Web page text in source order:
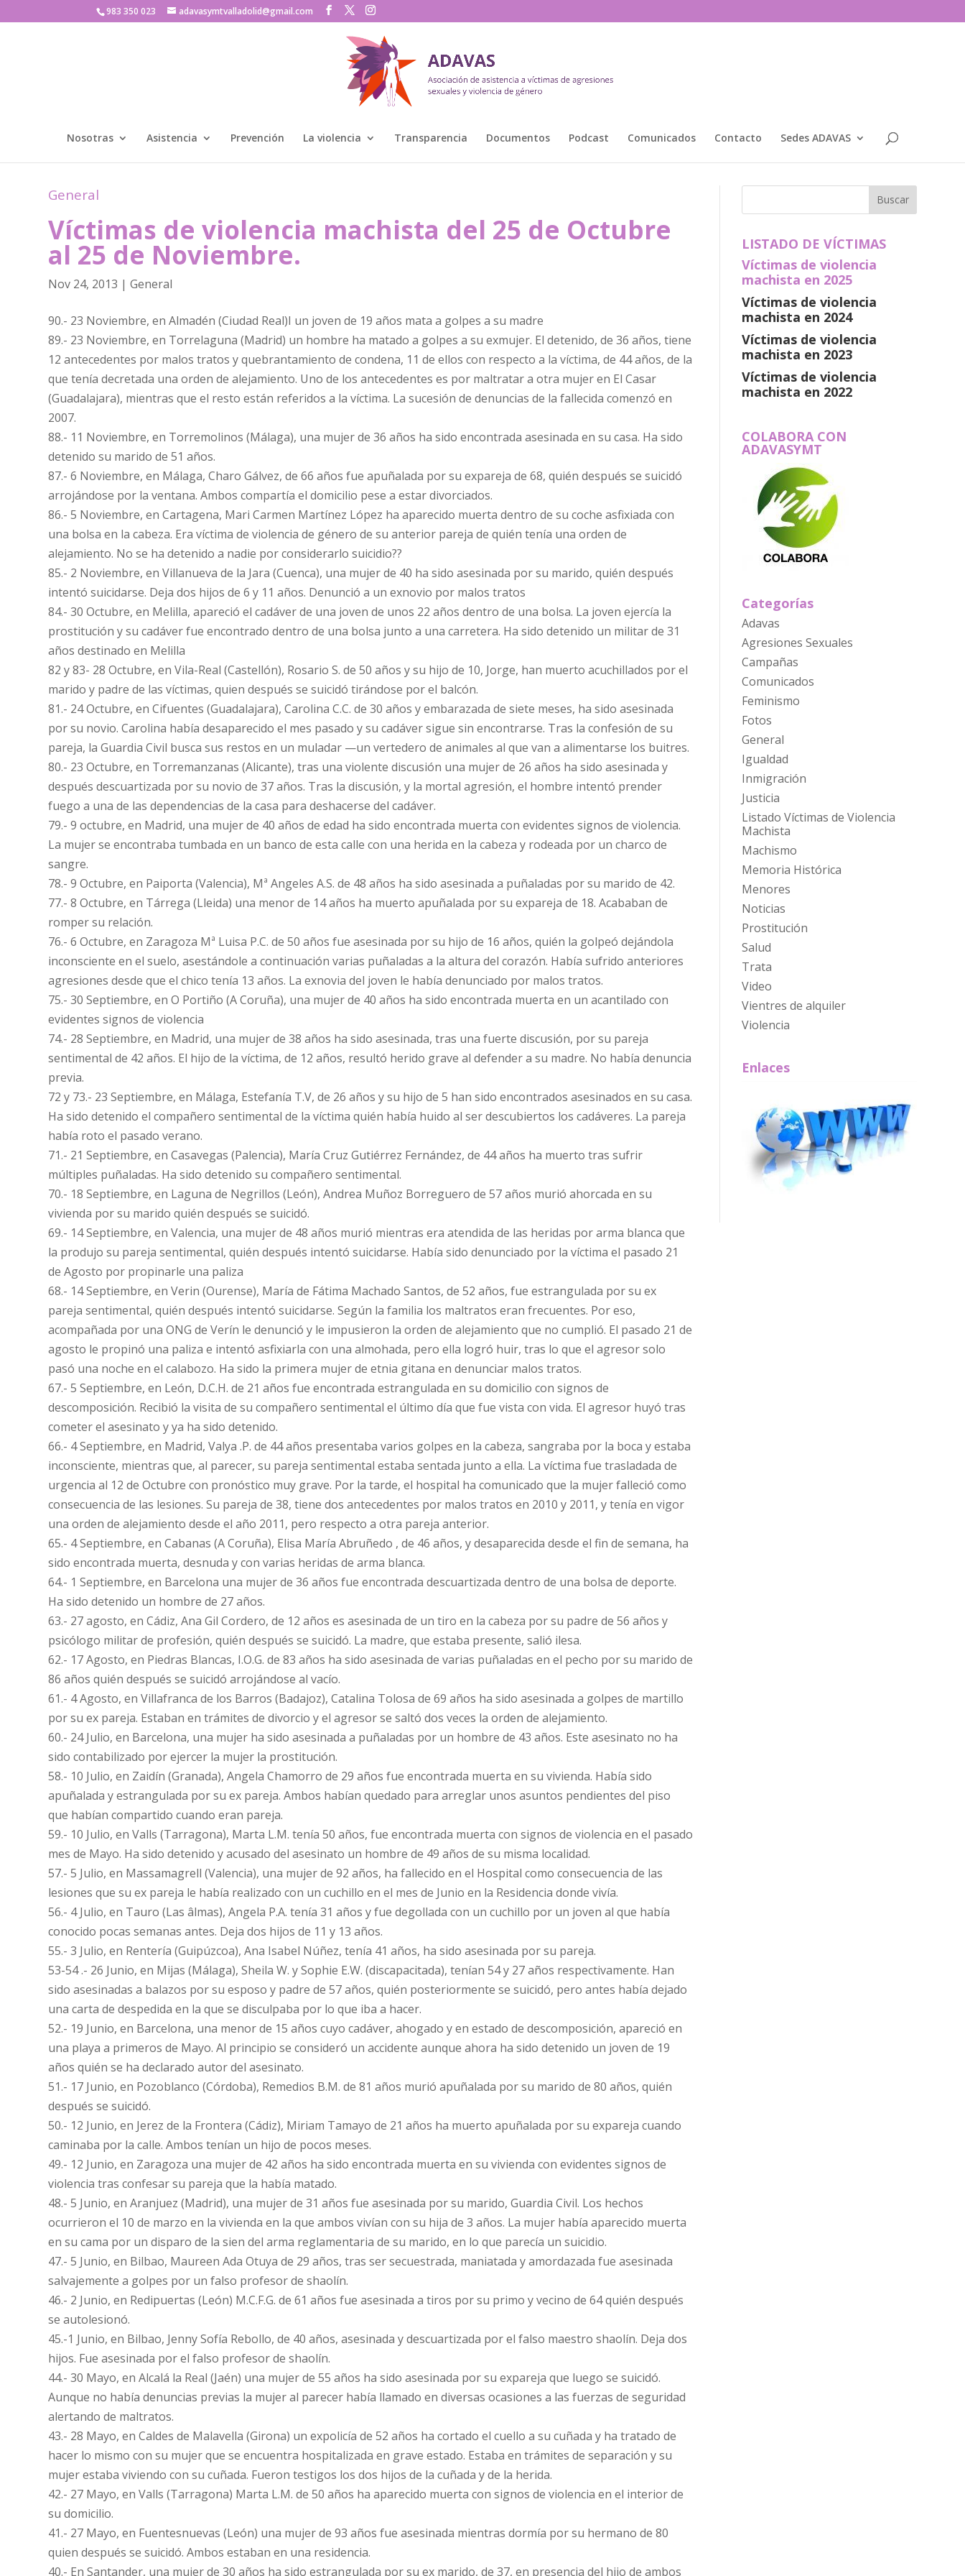
983 350 023 adavasymtvalladolid@gmail.com
Nosotras Asistencia Prevención La violencia Transparencia Documentos Podcast Comunicados Contacto Sedes ADAVAS
General
Víctimas de violencia machista del 25 de Octubre
al 25 de Noviembre.
Nov 24, 2013 |General
90.- 23 Noviembre, en Almadén (Ciudad Real)I un joven de 19 años mata a golpes a su madre
89.- 23 Noviembre, en Torrelaguna (Madrid) un hombre ha matado a golpes a su exmujer. El detenido, de 36 años, tiene
12 antecedentes por malos tratos y quebrantamiento de condena, 11 de ellos con respecto a la víctima, de 44 años, de la
que tenía decretada una orden de alejamiento. Uno de los antecedentes es por maltratar a otra mujer en El Casar
(Guadalajara), mientras que el resto están referidos a la víctima. La sucesión de denuncias de la fallecida comenzó en
2007.
88.- 11 Noviembre, en Torremolinos (Málaga), una mujer de 36 años ha sido encontrada asesinada en su casa. Ha sido
detenido su marido de 51 años.
87.- 6 Noviembre, en Málaga, Charo Gálvez, de 66 años fue apuñalada por su expareja de 68, quién después se suicidó
arrojándose por la ventana. Ambos compartía el domicilio pese a estar divorciados.
86.- 5 Noviembre, en Cartagena, Mari Carmen Martínez López ha aparecido muerta dentro de su coche asfixiada con
una bolsa en la cabeza. Era víctima de violencia de género de su anterior pareja de quién tenía una orden de
alejamiento. No se ha detenido a nadie por considerarlo suicidio??
85.- 2 Noviembre, en Villanueva de la Jara (Cuenca), una mujer de 40 ha sido asesinada por su marido, quién después
intentó suicidarse. Deja dos hijos de 6 y 11 años. Denunció a un exnovio por malos tratos
84.- 30 Octubre, en Melilla, apareció el cadáver de una joven de unos 22 años dentro de una bolsa. La joven ejercía la
prostitución y su cadáver fue encontrado dentro de una bolsa junto a una carretera. Ha sido detenido un militar de 31
años destinado en Melilla
82 y 83- 28 Octubre, en Vila-Real (Castellón), Rosario S. de 50 años y su hijo de 10, Jorge, han muerto acuchillados por el
marido y padre de las víctimas, quien después se suicidó tirándose por el balcón.
81.- 24 Octubre, en Cifuentes (Guadalajara), Carolina C.C. de 30 años y embarazada de siete meses, ha sido asesinada
por su novio. Carolina había desaparecido el mes pasado y su cadáver sigue sin encontrarse. Tras la confesión de su
pareja, la Guardia Civil busca sus restos en un muladar —un vertedero de animales al que van a alimentarse los buitres.
80.- 23 Octubre, en Torremanzanas (Alicante), tras una violente discusión una mujer de 26 años ha sido asesinada y
después descuartizada por su novio de 37 años. Tras la discusión, y la mortal agresión, el hombre intentó prender
fuego a una de las dependencias de la casa para deshacerse del cadáver.
79.- 9 octubre, en Madrid, una mujer de 40 años de edad ha sido encontrada muerta con evidentes signos de violencia.
La mujer se encontraba tumbada en un banco de esta calle con una herida en la cabeza y rodeada por un charco de
sangre.
78.- 9 Octubre, en Paiporta (Valencia), Mª Angeles A.S. de 48 años ha sido asesinada a puñaladas por su marido de 42.
77.- 8 Octubre, en Tárrega (Lleida) una menor de 14 años ha muerto apuñalada por su expareja de 18. Acababan de
romper su relación.
76.- 6 Octubre, en Zaragoza Mª Luisa P.C. de 50 años fue asesinada por su hijo de 16 años, quién la golpeó dejándola
inconsciente en el suelo, asestándole a continuación varias puñaladas a la altura del corazón. Había sufrido anteriores
agresiones desde que el chico tenía 13 años. La exnovia del joven le había denunciado por malos tratos.
75.- 30 Septiembre, en O Portiño (A Coruña), una mujer de 40 años ha sido encontrada muerta en un acantilado con
evidentes signos de violencia
74.- 28 Septiembre, en Madrid, una mujer de 38 años ha sido asesinada, tras una fuerte discusión, por su pareja
sentimental de 42 años. El hijo de la víctima, de 12 años, resultó herido grave al defender a su madre. No había denuncia
previa.
72 y 73.- 23 Septiembre, en Málaga, Estefanía T.V, de 26 años y su hijo de 5 han sido encontrados asesinados en su casa.
Ha sido detenido el compañero sentimental de la víctima quién había huido al ser descubiertos los cadáveres. La pareja
había roto el pasado verano.
71.- 21 Septiembre, en Casavegas (Palencia), María Cruz Gutiérrez Fernández, de 44 años ha muerto tras sufrir
múltiples puñaladas. Ha sido detenido su compañero sentimental.
70.- 18 Septiembre, en Laguna de Negrillos (León), Andrea Muñoz Borreguero de 57 años murió ahorcada en su
vivienda por su marido quién después se suicidó.
69.- 14 Septiembre, en Valencia, una mujer de 48 años murió mientras era atendida de las heridas por arma blanca que
la produjo su pareja sentimental, quién después intentó suicidarse. Había sido denunciado por la víctima el pasado 21
de Agosto por propinarle una paliza
68.- 14 Septiembre, en Verin (Ourense), María de Fátima Machado Santos, de 52 años, fue estrangulada por su ex
pareja sentimental, quién después intentó suicidarse. Según la familia los maltratos eran frecuentes. Por eso,
acompañada por una ONG de Verín le denunció y le impusieron la orden de alejamiento que no cumplió. El pasado 21 de
agosto le propinó una paliza e intentó asfixiarla con una almohada, pero ella logró huir, tras lo que el agresor solo
pasó una noche en el calabozo. Ha sido la primera mujer de etnia gitana en denunciar malos tratos.
67.- 5 Septiembre, en León, D.C.H. de 21 años fue encontrada estrangulada en su domicilio con signos de
descomposición. Recibió la visita de su compañero sentimental el último día que fue vista con vida. El agresor huyó tras
cometer el asesinato y ya ha sido detenido.
66.- 4 Septiembre, en Madrid, Valya .P. de 44 años presentaba varios golpes en la cabeza, sangraba por la boca y estaba
inconsciente, mientras que, al parecer, su pareja sentimental estaba sentada junto a ella. La víctima fue trasladada de
urgencia al 12 de Octubre con pronóstico muy grave. Por la tarde, el hospital ha comunicado que la mujer falleció como
consecuencia de las lesiones. Su pareja de 38, tiene dos antecedentes por malos tratos en 2010 y 2011, y tenía en vigor
una orden de alejamiento desde el año 2011, pero respecto a otra pareja anterior.
65.- 4 Septiembre, en Cabanas (A Coruña), Elisa María Abruñedo , de 46 años, y desaparecida desde el fin de semana, ha
sido encontrada muerta, desnuda y con varias heridas de arma blanca.
64.- 1 Septiembre, en Barcelona una mujer de 36 años fue encontrada descuartizada dentro de una bolsa de deporte.
Ha sido detenido un hombre de 27 años.
63.- 27 agosto, en Cádiz, Ana Gil Cordero, de 12 años es asesinada de un tiro en la cabeza por su padre de 56 años y
psicólogo militar de profesión, quién después se suicidó. La madre, que estaba presente, salió ilesa.
62.- 17 Agosto, en Piedras Blancas, I.O.G. de 83 años ha sido asesinada de varias puñaladas en el pecho por su marido de
86 años quién después se suicidó arrojándose al vacío.
61.- 4 Agosto, en Villafranca de los Barros (Badajoz), Catalina Tolosa de 69 años ha sido asesinada a golpes de martillo
por su ex pareja. Estaban en trámites de divorcio y el agresor se saltó dos veces la orden de alejamiento.
60.- 24 Julio, en Barcelona, una mujer ha sido asesinada a puñaladas por un hombre de 43 años. Este asesinato no ha
sido contabilizado por ejercer la mujer la prostitución.
58.- 10 Julio, en Zaidín (Granada), Angela Chamorro de 29 años fue encontrada muerta en su vivienda. Había sido
apuñalada y estrangulada por su ex pareja. Ambos habían quedado para arreglar unos asuntos pendientes del piso
que habían compartido cuando eran pareja.
59.- 10 Julio, en Valls (Tarragona), Marta L.M. tenía 50 años, fue encontrada muerta con signos de violencia en el pasado
mes de Mayo. Ha sido detenido y acusado del asesinato un hombre de 49 años de su misma localidad.
57.- 5 Julio, en Massamagrell (Valencia), una mujer de 92 años, ha fallecido en el Hospital como consecuencia de las
lesiones que su ex pareja le había realizado con un cuchillo en el mes de Junio en la Residencia donde vivía.
56.- 4 Julio, en Tauro (Las âlmas), Angela P.A. tenía 31 años y fue degollada con un cuchillo por un joven al que había
conocido pocas semanas antes. Deja dos hijos de 11 y 13 años.
55.- 3 Julio, en Rentería (Guipúzcoa), Ana Isabel Núñez, tenía 41 años, ha sido asesinada por su pareja.
53-54 .- 26 Junio, en Mijas (Málaga), Sheila W. y Sophie E.W. (discapacitada), tenían 54 y 27 años respectivamente. Han
sido asesinadas a balazos por su esposo y padre de 57 años, quién posteriormente se suicidó, pero antes había dejado
una carta de despedida en la que se disculpaba por lo que iba a hacer.
52.- 19 Junio, en Barcelona, una menor de 15 años cuyo cadáver, ahogado y en estado de descomposición, apareció en
una playa a primeros de Mayo. Al principio se consideró un accidente aunque ahora ha sido detenido un joven de 19
años quién se ha declarado autor del asesinato.
51.- 17 Junio, en Pozoblanco (Córdoba), Remedios B.M. de 81 años murió apuñalada por su marido de 80 años, quién
después se suicidó.
50.- 12 Junio, en Jerez de la Frontera (Cádiz), Miriam Tamayo de 21 años ha muerto apuñalada por su expareja cuando
caminaba por la calle. Ambos tenían un hijo de pocos meses.
49.- 12 Junio, en Zaragoza una mujer de 42 años ha sido encontrada muerta en su vivienda con evidentes signos de
violencia tras confesar su pareja que la había matado.
48.- 5 Junio, en Aranjuez (Madrid), una mujer de 31 años fue asesinada por su marido, Guardia Civil. Los hechos
ocurrieron el 10 de marzo en la vivienda en la que ambos vivían con su hija de 3 años. La mujer había aparecido muerta
en su cama por un disparo de la sien del arma reglamentaria de su marido, en lo que parecía un suicidio.
47.- 5 Junio, en Bilbao, Maureen Ada Otuya de 29 años, tras ser secuestrada, maniatada y amordazada fue asesinada
salvajemente a golpes por un falso profesor de shaolín.
46.- 2 Junio, en Redipuertas (León) M.C.F.G. de 61 años fue asesinada a tiros por su primo y vecino de 64 quién después
se autolesionó.
45.-1 Junio, en Bilbao, Jenny Sofía Rebollo, de 40 años, asesinada y descuartizada por el falso maestro shaolín. Deja dos
hijos. Fue asesinada por el falso profesor de shaolín.
44.- 30 Mayo, en Alcalá la Real (Jaén) una mujer de 55 años ha sido asesinada por su expareja que luego se suicidó.
Aunque no había denuncias previas la mujer al parecer había llamado en diversas ocasiones a las fuerzas de seguridad
alertando de maltratos.
43.- 28 Mayo, en Caldes de Malavella (Girona) un expolicía de 52 años ha cortado el cuello a su cuñada y ha tratado de
hacer lo mismo con su mujer que se encuentra hospitalizada en grave estado. Estaba en trámites de separación y su
mujer estaba viviendo con su cuñada. Fueron testigos los dos hijos de la cuñada y de la herida.
42.- 27 Mayo, en Valls (Tarragona) Marta L.M. de 50 años ha aparecido muerta con signos de violencia en el interior de
su domicilio.
41.- 27 Mayo, en Fuentesnuevas (León) una mujer de 93 años fue asesinada mientras dormía por su hermano de 80
quien después se suicidó. Ambos estaban en una residencia.
40.- En Santander, una mujer de 30 años ha sido estrangulada por su ex marido, de 37, en presencia del hijo de ambos
LISTADO DE VÍCTIMAS
Víctimas de violencia
machista en 2025
Víctimas de violencia
machista en 2024
Víctimas de violencia
machista en 2023
Víctimas de violencia
machista en 2022
COLABORA CON
ADAVASYMT
Categorías
Adavas
Agresiones Sexuales
Campañas
Comunicados
Feminismo
Fotos
General
Igualdad
Inmigración
Justicia
Listado Víctimas de Violencia
Machista
Machismo
Memoria Histórica
Menores
Noticias
Prostitución
Salud
Trata
Video
Vientres de alquiler
Violencia
Enlaces